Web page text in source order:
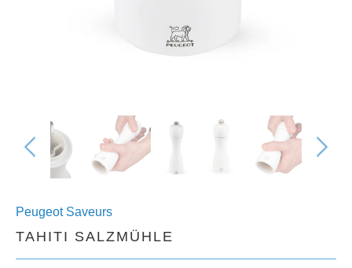
Peugeot Saveurs
TAHITI SALZMÜHLE